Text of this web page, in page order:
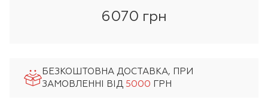
6070 грн
БЕЗКОШТОВНА ДОСТАВКА, ПРИ
ЗАМОВЛЕННІ ВІД 5000 ГРН